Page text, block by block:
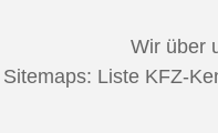
Wir über
Sitemaps: Liste KFZ-